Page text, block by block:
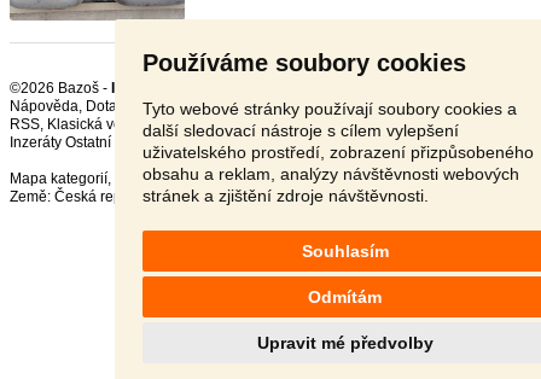
Používáme soubory cookies
Tyto webové stránky používají soubory cookies a
další sledovací nástroje s cílem vylepšení
uživatelského prostředí, zobrazení přizpůsobeného
obsahu a reklam, analýzy návštěvnosti webových
stránek a zjištění zdroje návštěvnosti.
Souhlasím
Odmítám
Upravit mé předvolby
©2026 Bazoš -
Nápověda, Dotazy Hodnocení,Kontakt,Reklama,Podmínky,Ochrana údajů,
RSS,
Inzeráty Ostatní celkem:
150100 , za 24 hodin:3372
Mapa kategorií,
Nejvyhledávanější výrazy
Země: Česká republika,Slovensko,Polsko,Rakousko